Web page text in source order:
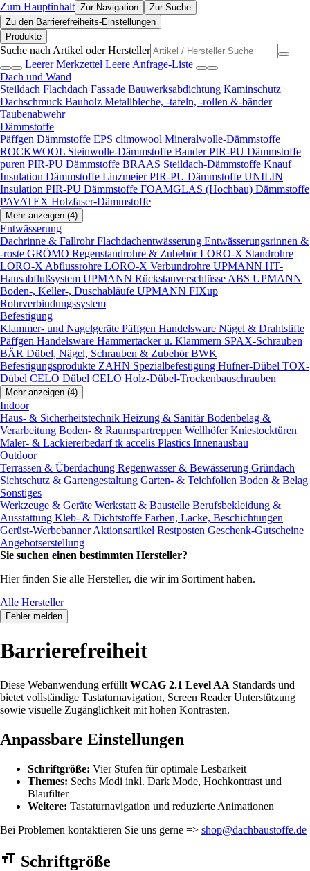
Zum Hauptinhalt Zur Navigation
Zur Suche
Zu den Barrierefreiheits-Einstellungen
Produkte
Suche nach Artikel oder Hersteller
Leerer Merkzettel Leere Anfrage-Liste
Dach und Wand
Steildach Flachdach Fassade Bauwerksabdichtung Kaminschutz
Dachschmuck Bauholz Metallbleche, -tafeln, -rollen &-bänder
Taubenabwehr
Dämmstoffe
Päffgen Dämmstoffe EPS climowool Mineralwolle-Dämmstoffe
ROCKWOOL Steinwolle-Dämmstoffe Bauder PIR-PU Dämmstoffe
puren PIR-PU Dämmstoffe BRAAS Steildach-Dämmstoffe Knauf
Insulation Dämmstoffe Linzmeier PIR-PU Dämmstoffe UNILIN
Insulation PIR-PU Dämmstoffe FOAMGLAS (Hochbau) Dämmstoffe
PAVATEX Holzfaser-Dämmstoffe
Mehr anzeigen (4)
Entwässerung
Dachrinne & FallrohrFlachdachentwässerung Entwässerungsrinnen &
-roste GRÖMO Regenstandrohre & ZubehörLORO-X Standrohre
LORO-X Abflussrohre LORO-X Verbundrohre UPMANN HT-
Hausabflußsystem UPMANN Rückstauverschlüsse ABS UPMANN
Boden-, Keller-, Duschabläufe UPMANN FIXup
Rohrverbindungssystem
Befestigung
Klammer- und Nagelgeräte Päffgen Handelsware Nägel & Drahtstifte
Päffgen Handelsware Hammertacker u. Klammern SPAX-Schrauben
BÄR Dübel, Nägel, Schrauben & ZubehörBWK
Befestigungsprodukte ZAHN Spezialbefestigung Hüfner-Dübel TOX-
Dübel CELO Dübel CELO Holz-Dübel-Trockenbauschrauben
Mehr anzeigen (4)
Indoor
Haus- & Sicherheitstechnik Heizung & SanitärBodenbelag &
Verarbeitung Boden- & Raumspartreppen Wellhöfer Kniestocktüren
Maler- & Lackiererbedarftk accelis Plastics Innenausbau
Outdoor
Terrassen & Überdachung Regenwasser & Bewässerung Gründach
Sichtschutz & Gartengestaltung Garten- & Teichfolien Boden & Belag
Sonstiges
Werkzeuge & Geräte Werkstatt & Baustelle Berufsbekleidung &
Ausstattung Kleb- & Dichtstoffe Farben, Lacke, Beschichtungen
Gerüst-WerbebannerAktionsartikel Restposten Geschenk-Gutscheine
Angebotserstellung
Sie suchen einen bestimmten Hersteller?
Hier finden Sie alle Hersteller, die wir im Sortiment haben.
Alle Hersteller
Fehler melden
Barrierefreiheit
Diese Webanwendung erfüllt WCAG 2.1 Level AA Standards und
bietet vollständige Tastaturnavigation, Screen Reader Unterstützung
sowie visuelle Zugänglichkeit mit hohen Kontrasten.
Anpassbare Einstellungen
Schriftgröße: Vier Stufen für optimale Lesbarkeit
Themes: Sechs Modi inkl. Dark Mode, Hochkontrast und
Blaufilter
Weitere: Tastaturnavigation und reduzierte Animationen
Bei Problemen kontaktieren Sie uns gerne => shop@dachbaustoffe.de
Barrierefreiheit Einstellungen Formular
Schriftgröße